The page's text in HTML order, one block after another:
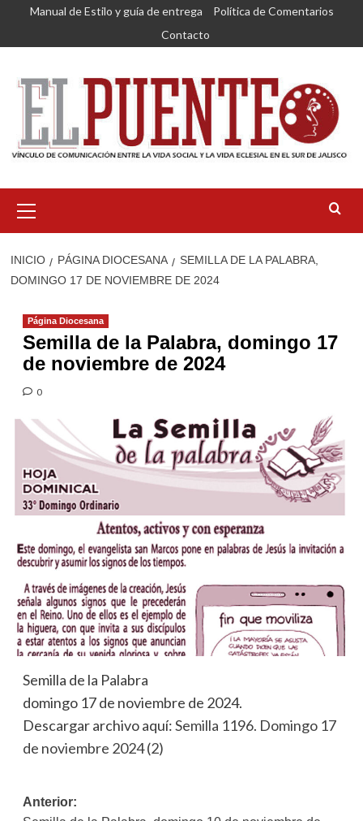
Saltar
contenido
Manual de Estilo y guía de entrega
Política de Comentarios
Contacto
primario
INICIO PÁGINA DIOCESANA
SEMILLA DE LA PALABRA,
DOMINGO 17 DE NOVIEMBRE DE 2024
Página Diocesana
Semilla de la Palabra, domingo 17
de noviembre de 2024
0
Semilla de la Palabra
domingo 17 de noviembre de 2024.
Descargar archivo aquí:Semilla 1196. Domingo 17
de noviembre 2024 (2)
Navegación
Anterior: